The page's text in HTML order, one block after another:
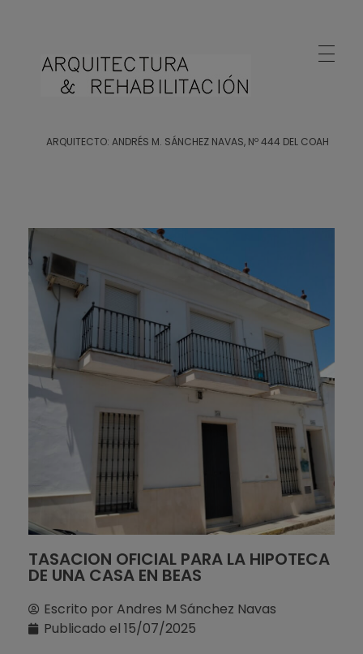
ARQUITECTO: ANDRÉS M. SÁNCHEZ NAVAS, Nº 444 DEL COAH
TASACION OFICIAL PARA LA HIPOTECA
DE UNA CASA EN BEAS
Escrito por Andres M Sánchez Navas
Publicado el 15/07/2025